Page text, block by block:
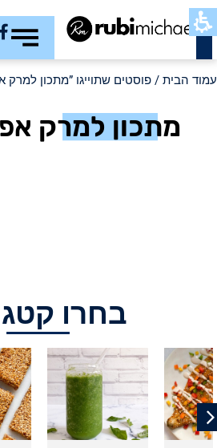
כשר
עמוד הבית / פוסטים שתוייגו ”מתכון למרק
מתכון למרק
בחרו